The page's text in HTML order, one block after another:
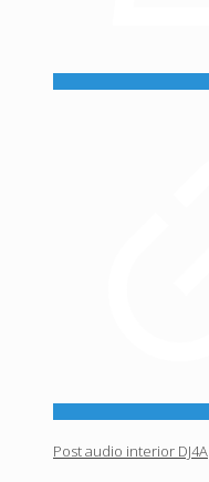
Post audio interior DJ4A